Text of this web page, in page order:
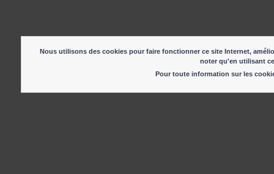
Nous utilisons des cookies pour faire fonctionner ce site Internet,
noter qu'en utilisant
Pour toute information sur les